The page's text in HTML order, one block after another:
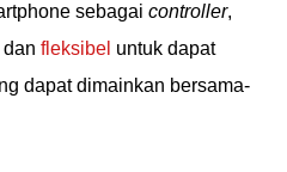
sebagai controller,
fleksibel untuk dapat
dapat dimainkan bersama-